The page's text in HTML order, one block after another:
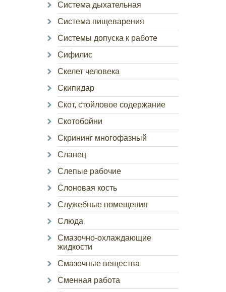
Система дыхательная
Система пищеварения
Системы допуска к работе
Сифилис
Скелет человека
Скипидар
Скот, стойловое содержание
Скотобойни
Скрининг многофазный
Сланец
Слепые рабочие
Слоновая кость
Служебные помещения
Слюда
Смазочно-охлаждающие
жидкости
Смазочные вещества
Сменная работа